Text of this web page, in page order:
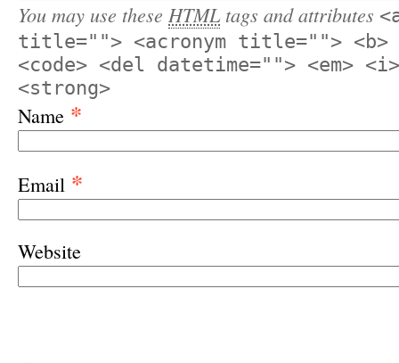
You may use these HTMLtags and attributes
title=""> <acronym title=""> <b>
<code> <del datetime=""> <em>
<strong>
Name *
Email *
Website